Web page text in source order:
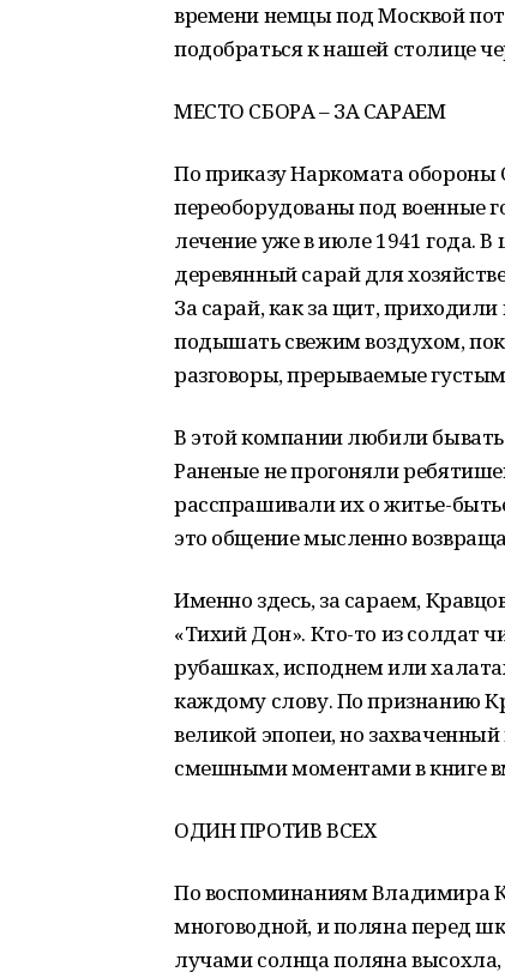
времени немцы под Москвой
подобраться к нашей столице
МЕСТО СБОРА – ЗА САРАЕМ
По приказу Наркомата
переоборудованы под военные
лечение уже в июле 1941 года.
деревянный сарай для
За сарай, как за щит,
подышать свежим воздухом,
разговоры, прерываемые
В этой компании любили
Раненые не прогоняли
расспрашивали их о житье-
это общение мысленно
Именно здесь, за сараем,
«Тихий Дон». Кто-то из солдат
рубашках, исподнем или
каждому слову. По признанию
великой эпопеи, но
смешными моментами в книге
ОДИН ПРОТИВ ВСЕХ
По воспоминаниям Владимира
многоводной, и поляна перед
лучами солнца поляна